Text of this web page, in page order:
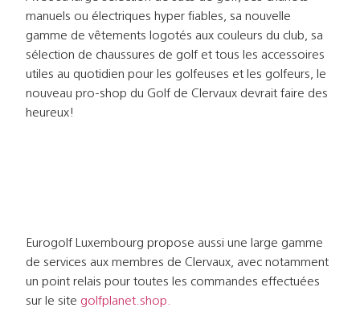
manuels ou électriques hyper fiables, sa nouvelle
gamme de vêtements logotés aux couleurs du club, sa
sélection de chaussures de golf et tous les accessoires
utiles au quotidien pour les golfeuses et les golfeurs, le
nouveau pro-shop du Golf de Clervaux devrait faire des
heureux!
Eurogolf Luxembourg propose aussi une large gamme
de services aux membres de Clervaux, avec notamment
un point relais pour toutes les commandes effectuées
sur le site golfplanet.shop.